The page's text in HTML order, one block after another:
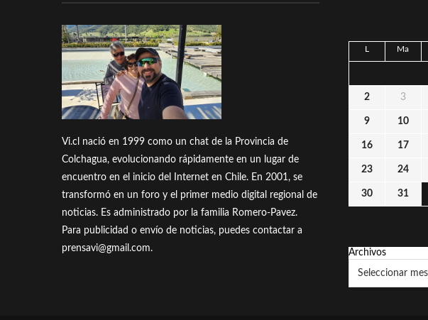
Vi.cl nació en 1999 como un chat de la Provincia de
Colchagua, evolucionando rápidamente en un lugar de
encuentro en el inicio del Internet en Chile. En 2001, se
transformó en un foro y el primer medio digital regional de
noticias. Es administrado por la familia Romero-Pavez.
Para publicidad o envío de noticias, puedes contactar a
prensavi@gmail.com.
Ma
2 3
9 10
16 17
23 24
30 31
Archivos